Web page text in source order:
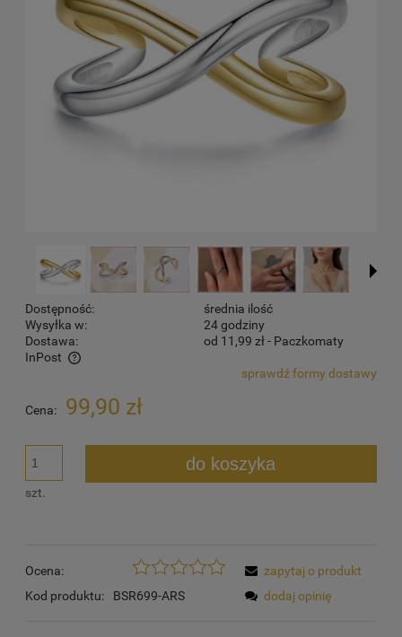
Dostępność:
średnia ilość
Wysyłka w:
24 godziny
Dostawa:
od 11,99 zł- Paczkomaty
InPost
Cena nie zawiera ewentualnych kosztów płatnościsprawdź formy dostawy
Cena: 99,90 zł
szt.
do koszyka
Ocena:
Kod produktu:
BSR699-ARS
zapytaj o produkt
dodaj opinię